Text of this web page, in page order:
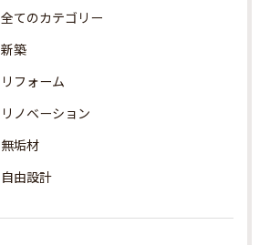
全てのカテゴリー
新築
リフォーム
リノベーション
無垢材
自由設計